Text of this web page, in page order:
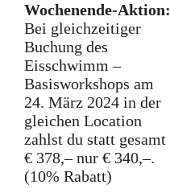
Wochenende-Aktion:
Bei gleichzeitiger
Buchung des
Eisschwimm –
Basisworkshops am
24. März 2024 in der
gleichen Location
zahlst du statt gesamt
€ 378,– nur € 340,–.
(10% Rabatt)